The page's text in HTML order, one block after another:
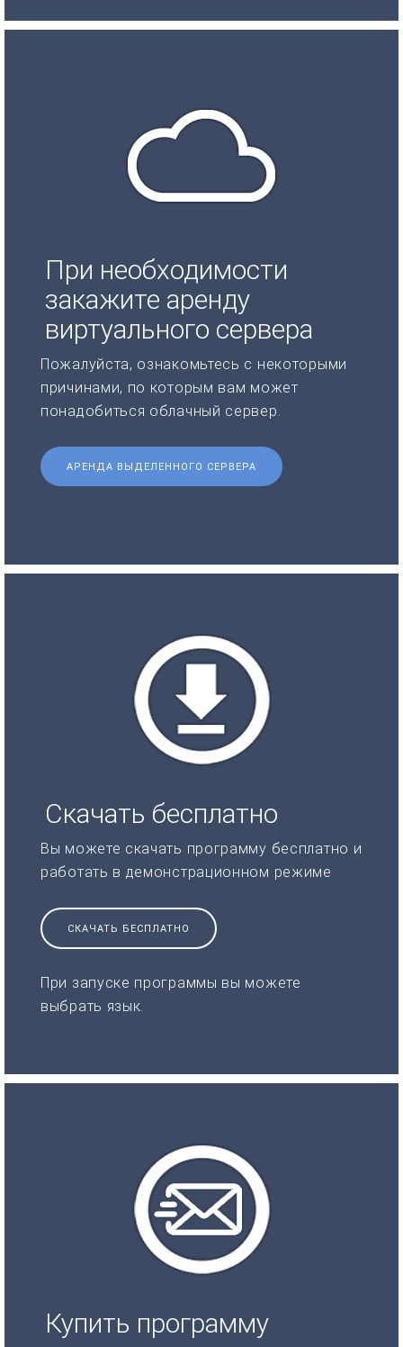
При необходимости
закажите аренду
виртуального сервера
Пожалуйста, ознакомьтесь с некоторыми
причинами, по которым вам может
понадобиться облачный сервер.
АРЕНДА ВЫДЕЛЕННОГО СЕРВЕРА
Скачать бесплатно
Вы можете скачать программу бесплатно и
работать в демонстрационном режиме
СКАЧАТЬ БЕСПЛАТНО
При запуске программы вы можете
выбрать язык.
Купить программу